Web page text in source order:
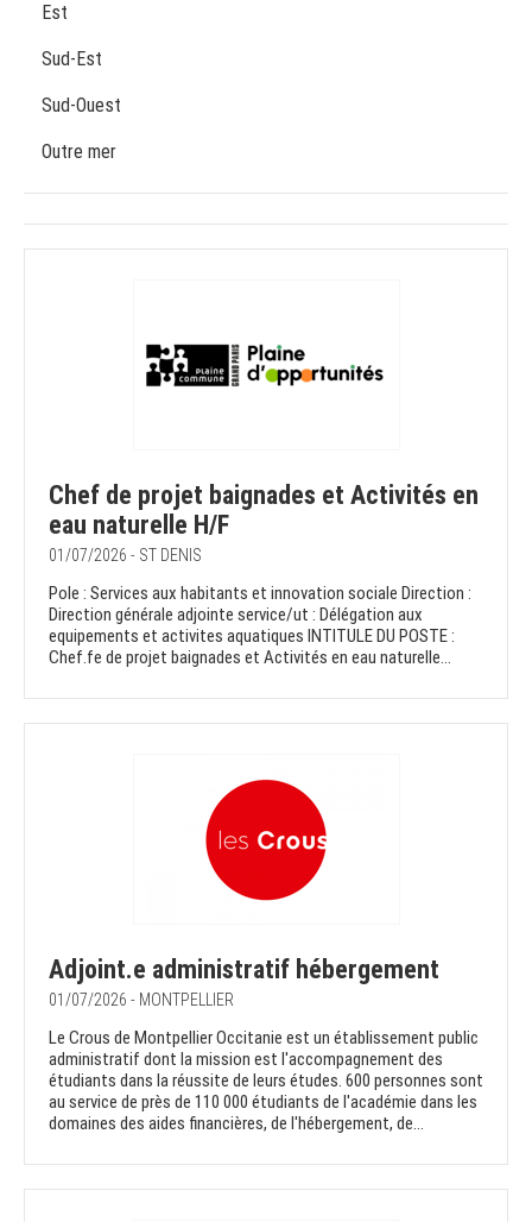
Est
Sud-Est
Sud-Ouest
Outre mer
Chef de projet baignades et Activités en
eau naturelle H/F
01/07/2026 - ST DENIS
Pole : Services aux habitants et innovation sociale Direction :
Direction générale adjointe service/ut : Délégation aux
equipements et activites aquatiques INTITULE DU POSTE :
Chef.fe de projet baignades et Activités en eau naturelle...
Adjoint.e administratif hébergement
01/07/2026 - MONTPELLIER
Le Crous de Montpellier Occitanie est un établissement public
administratif dont la mission est l'accompagnement des
étudiants dans la réussite de leurs études. 600 personnes sont
au service de près de 110 000 étudiants de l'académie dans les
domaines des aides financières, de l'hébergement, de...